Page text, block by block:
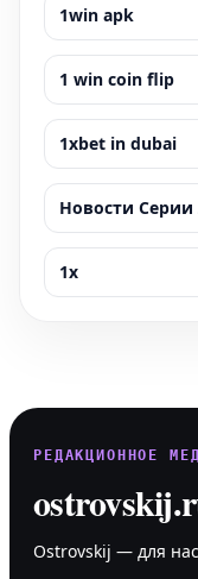
1win apk
1 win coin flip
1xbet in dubai
Новости Серии
1x
РЕДАКЦИОННОЕ
Ostrovskij — для